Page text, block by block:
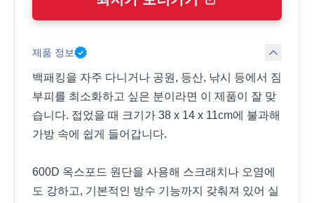
제품 정보
백패킹을 자주 다니거나 공원, 등산, 낚시 등에서 짐
부피를 최소화하고 싶은 분이라면 이 제품이 잘 맞
습니다. 접었을 때 크기가 38 x 14 x 11cm에 불과해
가방 속에 쉽게 들어갑니다.
600D 옥스포드 원단을 사용해 스크래치나 오염에
도 강하고, 기본적인 방수 기능까지 갖춰져 있어 실